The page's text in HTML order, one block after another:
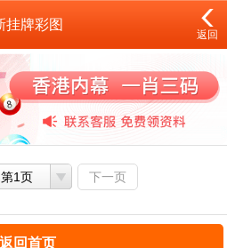
挂牌彩图
返回
第1页 下一页
返回首页